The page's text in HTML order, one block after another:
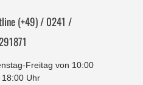
(+49) / 0241 /
Freitag von 10:00
18:00 Uhr